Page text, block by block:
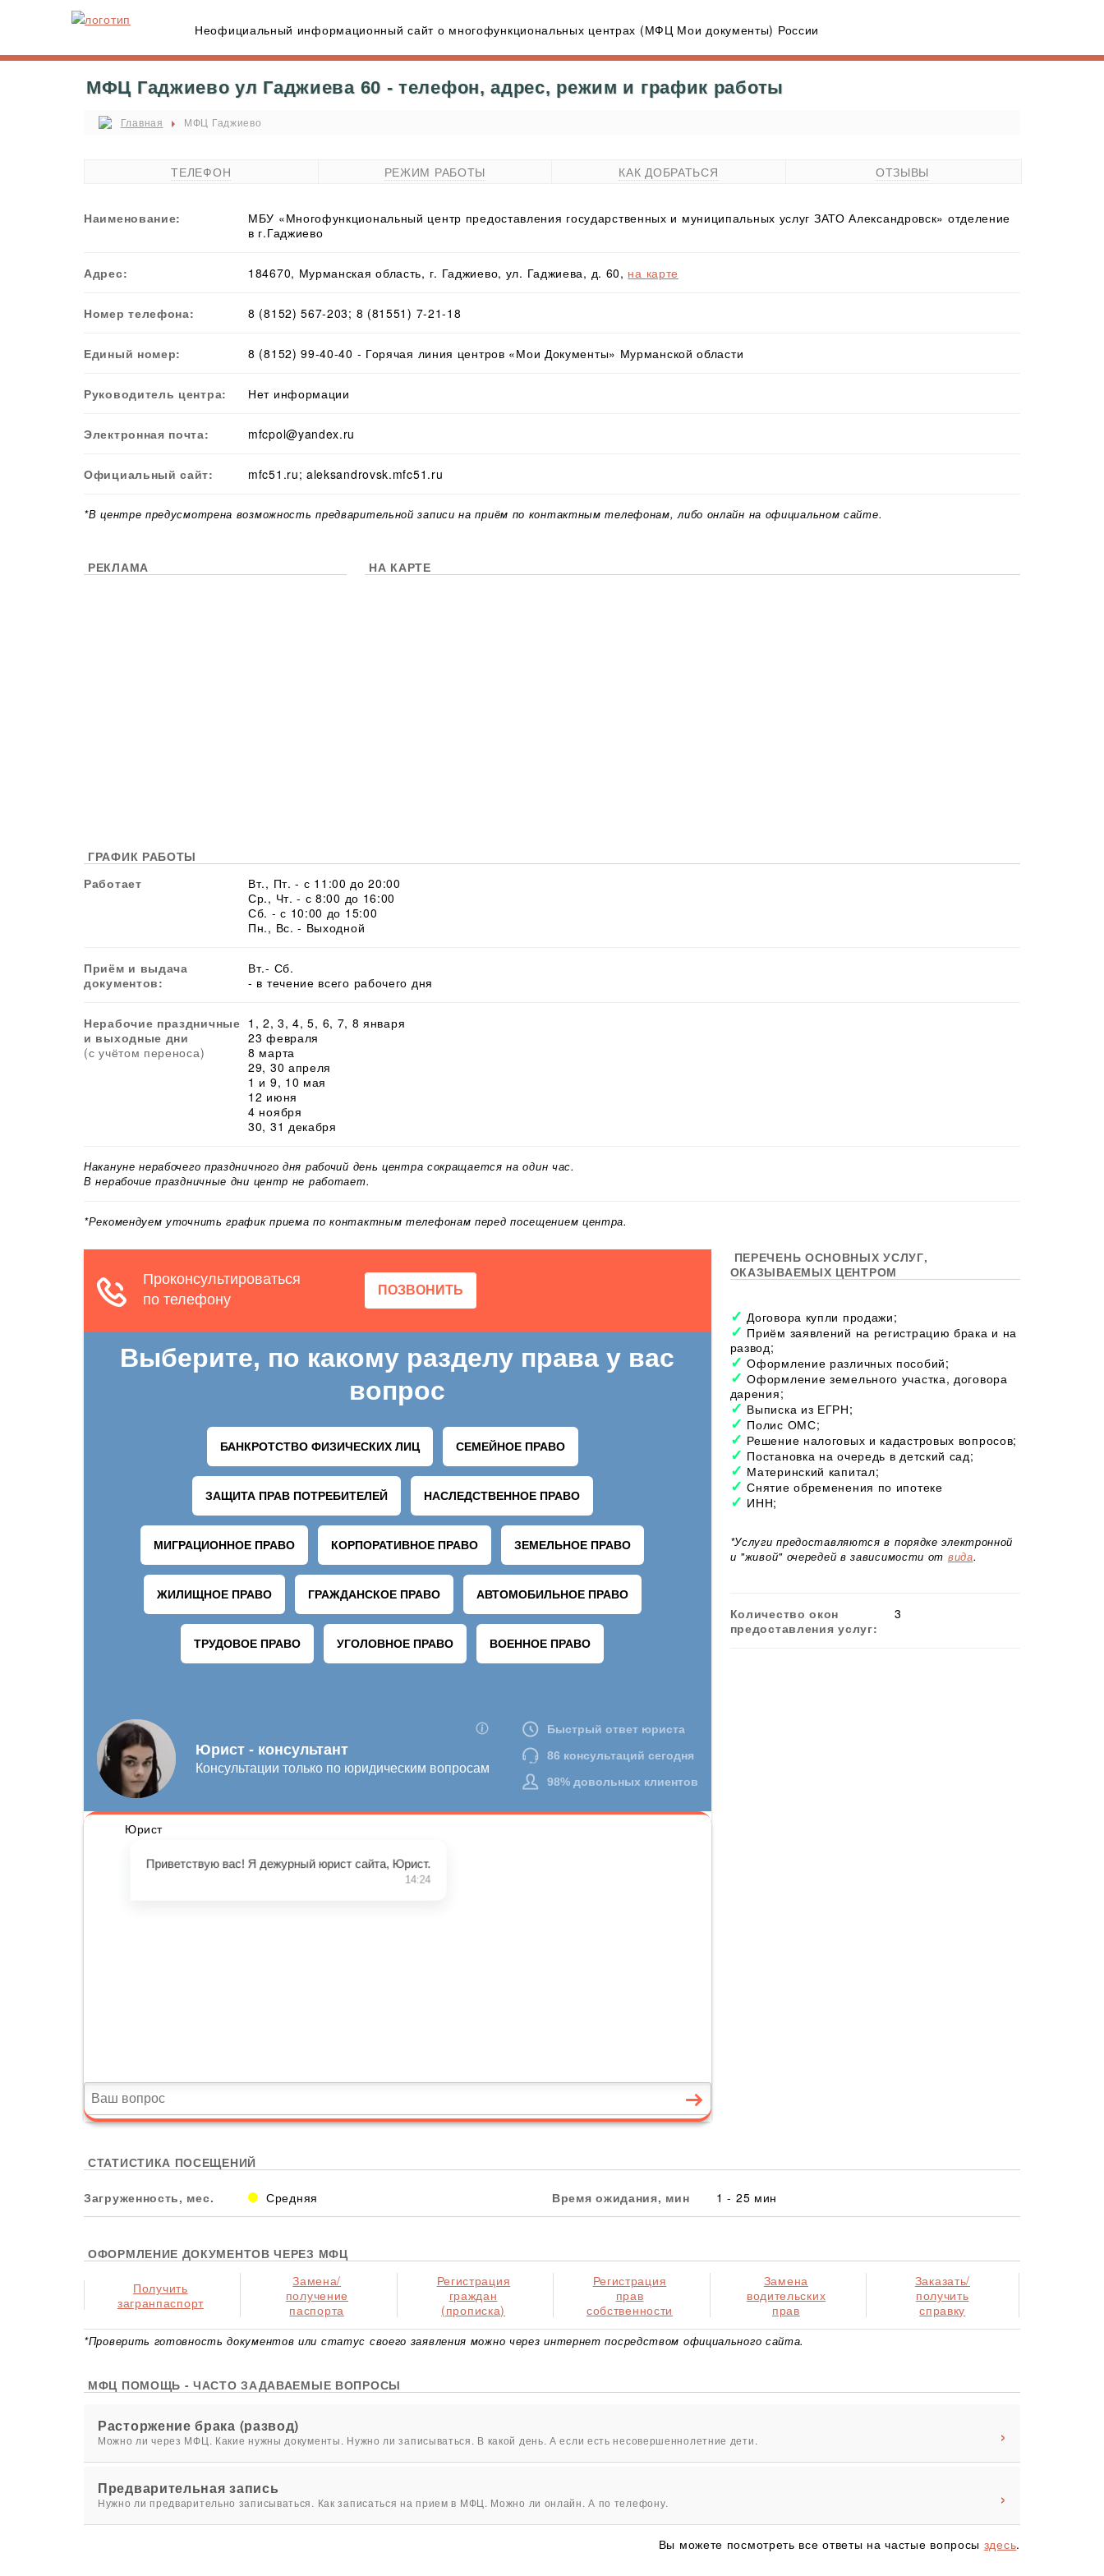
Неофициальный информационный сайт о многофункциональных центрах (МФЦ Мои документы) России
МФЦ Гаджиево ул Гаджиева 60 - телефон, адрес, режим и график работы
Главная МФЦ Гаджиево
ТЕЛЕФОН РЕЖИМ РАБОТЫ КАК ДОБРАТЬСЯ ОТЗЫВЫ
Наименование:
МБУ «Многофункциональный центр предоставления государственных и муниципальных услуг ЗАТО Александровск» отделение
в г.Гаджиево
Адрес: 184670, Мурманская область, г. Гаджиево, ул. Гаджиева, д. 60, на карте
Номер телефона: 8 (8152) 567-203; 8 (81551) 7-21-18
Единый номер: 8 (8152) 99-40-40 - Горячая линия центров «Мои Документы» Мурманской области
Руководитель центра: Нет информации
Электронная почта: mfcpol@yandex.ru
Официальный сайт: mfc51.ru; aleksandrovsk.mfc51.ru
*В центре предусмотрена возможность предварительной записи на приём по контактным телефонам, либо онлайн на официальном сайте.
РЕКЛАМА НА КАРТЕ
ГРАФИК РАБОТЫ
Работает
Вт., Пт. - с 11:00 до 20:00
Ср., Чт. - с 8:00 до 16:00
Сб. - с 10:00 до 15:00
Пн., Вс. - Выходной
Приём и выдача
документов:
Вт.- Сб.
- в течение всего рабочего дня
Нерабочие праздничные
и выходные дни
(с учётом переноса)
1, 2, 3, 4, 5, 6, 7, 8 января
23 февраля
8 марта
29, 30 апреля
1 и 9, 10 мая
12 июня
4 ноября
30, 31 декабря
Накануне нерабочего праздничного дня рабочий день центра сокращается на один час.
В нерабочие праздничные дни центр не работает.
*Рекомендуем уточнить график приема по контактным телефонам перед посещением центра.
ПЕРЕЧЕНЬ ОСНОВНЫХ УСЛУГ,
ОКАЗЫВАЕМЫХ ЦЕНТРОМ
Договора купли продажи;
Приём заявлений на регистрацию брака и на
развод;
Оформление различных пособий;
Оформление земельного участка, договора
дарения;
Выписка из ЕГРН;
Полис ОМС;
Решение налоговых и кадастровых вопросов;
Постановка на очередь в детский сад;
Материнский капитал;
Снятие обременения по ипотеке
ИНН;
*Услуги предоставляются в порядке электронной
и "живой" очередей в зависимости от вида.
Количество окон
предоставления услуг:
3
СТАТИСТИКА ПОСЕЩЕНИЙ
Загруженность, мес. Средняя Время ожидания, мин 1 - 25 мин
ОФОРМЛЕНИЕ ДОКУМЕНТОВ ЧЕРЕЗ МФЦ
Получить
загранпаспорт
Замена/
получение
паспорта
Регистрация
граждан
(прописка)
Регистрация
прав
собственности
Замена
водительских
прав
Заказать/
получить
справку
*Проверить готовность документов или статус своего заявления можно через интернет посредством официального сайта.
МФЦ ПОМОЩЬ - ЧАСТО ЗАДАВАЕМЫЕ ВОПРОСЫ
Расторжение брака (развод)
Можно ли через МФЦ. Какие нужны документы. Нужно ли записываться. В какой день. А если есть несовершеннолетние дети.
Предварительная запись
Нужно ли предварительно записываться. Как записаться на прием в МФЦ. Можно ли онлайн. А по телефону.
Вы можете посмотреть все ответы на частые вопросы здесь.